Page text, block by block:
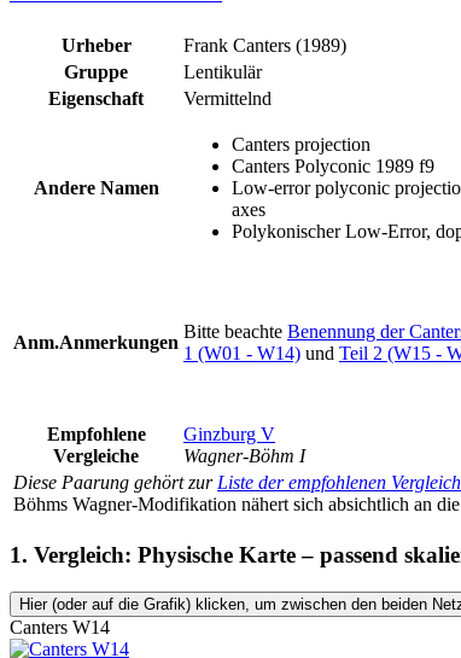
Urheber
Frank Canters (1989)
Gruppe
Lentikulär
Eigenschaft
Vermittelnd
Andere Namen
Canters projection
Canters Polyconic 1989 f9
Low-error polyconic
axes
Polykonischer Low-Error,
Anm.Anmerkungen
Bitte beachte Benennung der
1 (W01 - W14) und Teil 2 (W15 -
Empfohlene
Vergleiche
Ginzburg V
Wagner-Böhm I
Diese Paarung gehört zur Liste der empfohlenen
Böhms Wagner-Modifikation nähert sich absichtlich an
1. Vergleich: Physische Karte – passend
Hier (oder auf die Grafik) klicken, um zwischen den beiden
Canters W14